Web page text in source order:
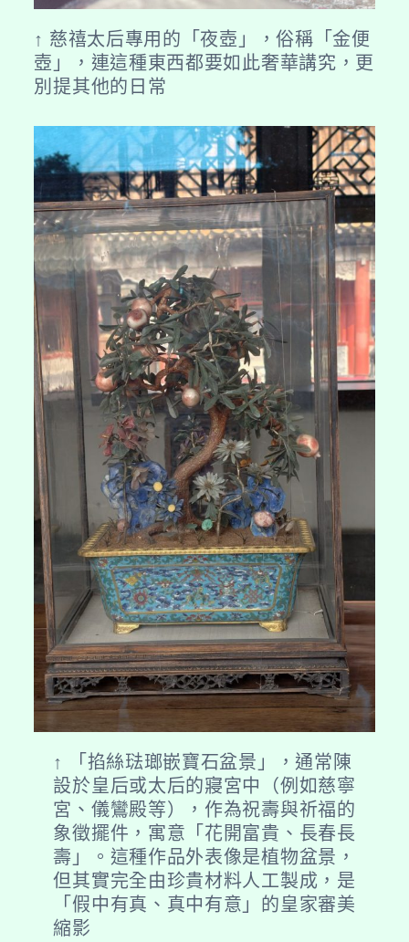
↑ 慈禧太后專用的「夜壺」，俗稱「金便
壺」，連這種東西都要如此奢華講究，更
別提其他的日常
↑ 「掐絲琺瑯嵌寶石盆景」，通常陳
設於皇后或太后的寢宮中（例如慈寧
宮、儀鸞殿等），作為祝壽與祈福的
象徵擺件，寓意「花開富貴、長春長
壽」。這種作品外表像是植物盆景，
但其實完全由珍貴材料人工製成，是
「假中有真、真中有意」的皇家審美
縮影